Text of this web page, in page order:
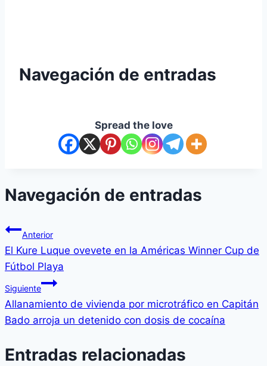
Navegación de entradas
Spread the love
Navegación de entradas
Anterior
El Kure Luque ovevete en la Américas Winner Cup de
Fútbol Playa
Siguiente
Allanamiento de vivienda por microtráfico en Capitán
Bado arroja un detenido con dosis de cocaína
Entradas relacionadas